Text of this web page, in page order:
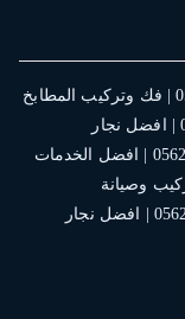
فني تركيب غرف نوم بالمدينة المنورة | 0562694961 | افضل نجار